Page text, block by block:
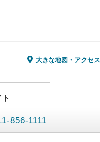
大きな地図・アクセス
856-1111